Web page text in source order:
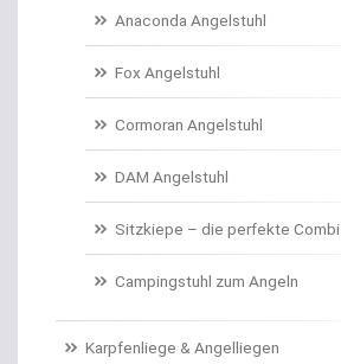
Cheburashka Bleie
Combos Rute/Rolle
Doppelhaken/Ryderhaken lose
Doradenhaken gebunden
Anaconda Angelstuhl
Fox Angelstuhl
Cormoran Angelstuhl
DAM Angelstuhl
Sitzkiepe – die perfekte Combi
Campingstuhl zum Angeln
Karpfenliege & Angelliegen